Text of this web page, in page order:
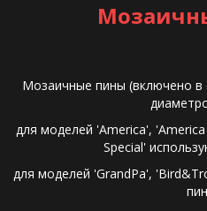
Мозаичные пины (включено
для моделей 'America',
Special'
для моделей 'GrandPa',